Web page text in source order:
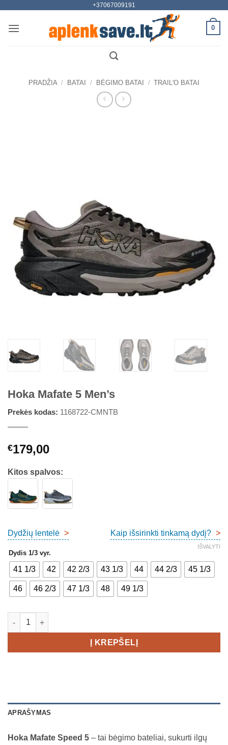
content
+37067009191
0
PRADŽIA / BATAI / BĖGIMO BATAI / TRAIL'O BATAI
Hoka Mafate 5 Men’s
Prekės kodas: 1168722-CMNTB
€179,00
Kitos spalvos:
Dydžių lentelė > Kaip išsirinkti tinkamą dydį? >
Dydis 1/3 vyr.
41 1/3 42 42 2/3 43 1/3 44 44 2/3 45 1/3
46 46 2/3 47 1/3 48 49 1/3
IŠVALYTI
produkto kiekis: Hoka Mafate 5 Men's
Į KREPŠELĮ
APRAŠYMAS
Hoka Mafate Speed 5 – tai bėgimo bateliai, sukurti ilgų